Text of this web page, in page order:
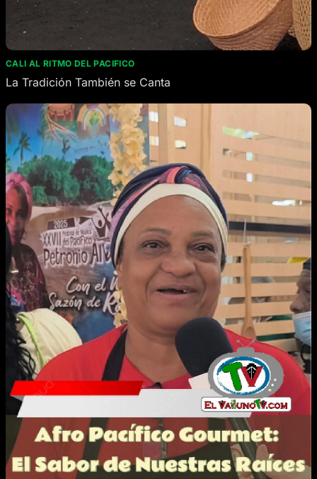
CALI AL RITMO DEL PACIFICO
La Tradición También se Canta